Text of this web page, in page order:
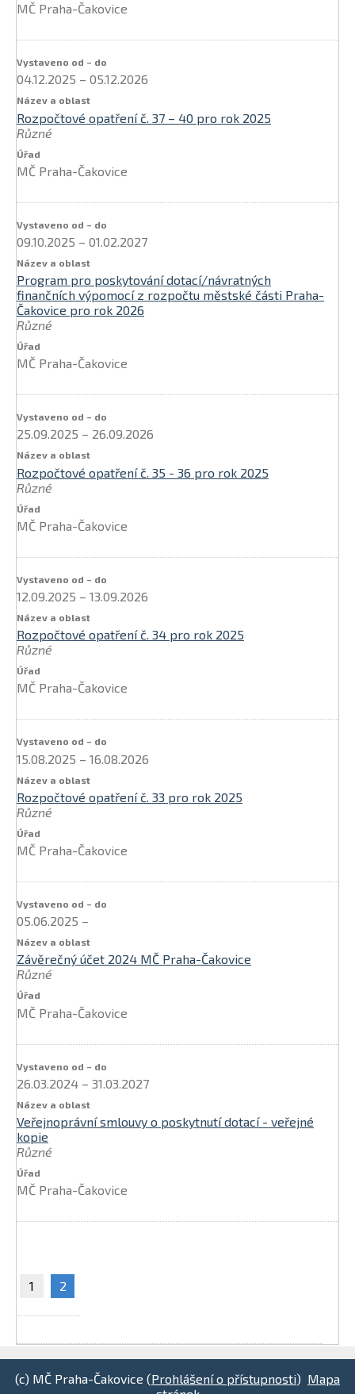
MČ Praha-Čakovice
04.12.2025 – 05.12.2026
Rozpočtové opatření č. 37 – 40 pro rok 2025
Různé
MČ Praha-Čakovice
09.10.2025 – 01.02.2027
Program pro poskytování dotací/návratných
finančních výpomocí z rozpočtu městské části Praha-
Čakovice pro rok 2026
Různé
MČ Praha-Čakovice
25.09.2025 – 26.09.2026
Rozpočtové opatření č. 35 - 36 pro rok 2025
Různé
MČ Praha-Čakovice
12.09.2025 – 13.09.2026
Rozpočtové opatření č. 34 pro rok 2025
Různé
MČ Praha-Čakovice
15.08.2025 – 16.08.2026
Rozpočtové opatření č. 33 pro rok 2025
Různé
MČ Praha-Čakovice
05.06.2025 –
Závěrečný účet 2024 MČ Praha-Čakovice
Různé
MČ Praha-Čakovice
26.03.2024 – 31.03.2027
Veřejnoprávní smlouvy o poskytnutí dotací - veřejné
kopie
Různé
MČ Praha-Čakovice
1 2
(c) MČ Praha-Čakovice (Prohlášení o přístupnosti) Mapa